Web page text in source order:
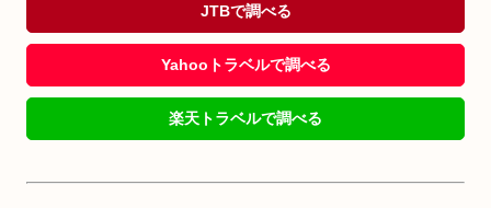
JTBで調べる
Yahooトラベルで調べる
楽天トラベルで調べる